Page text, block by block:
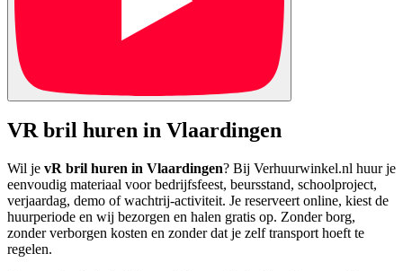
VR bril huren in Vlaardingen
Wil je vR bril huren in Vlaardingen? Bij Verhuurwinkel.nl huur je
eenvoudig materiaal voor bedrijfsfeest, beursstand, schoolproject,
verjaardag, demo of wachtrij-activiteit. Je reserveert online, kiest de
huurperiode en wij bezorgen en halen gratis op. Zonder borg,
zonder verborgen kosten en zonder dat je zelf transport hoeft te
regelen.